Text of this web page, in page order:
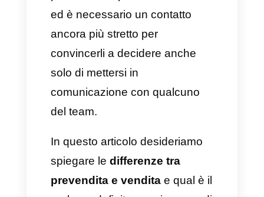
molto spesso, i potenziali clienti
decidono di fare prima delle
ricerche sul prodotto o servizio
che andranno ad acquistare,
così da essere sicuri al 100%
Tuttavia, nella maggior parte dei
casi, i potenziali clienti non